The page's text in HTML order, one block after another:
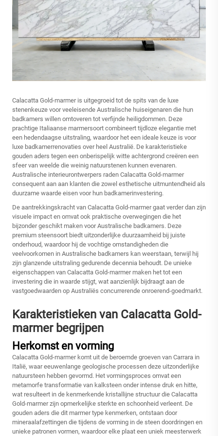
Calacatta Gold-marmer is uitgegroeid tot de spits van de luxe
stenenkeuze voor veeleisende Australische huiseigenaren die hun
badkamers willen omtoveren tot verfijnde heiligdommen. Deze
prachtige Italiaanse marmersoort combineert tijdloze elegantie met
een hedendaagse uitstraling, waardoor het een ideale keuze is voor
luxe badkamerrenovaties over heel Australië. De karakteristieke
gouden aders tegen een onberispelijk witte achtergrond creëren een
sfeer van weelde die weinig natuurstenen kunnen evenaren.
Australische interieurontwerpers raden Calacatta Gold-marmer
consequent aan aan klanten die zowel esthetische uitmuntendheid als
duurzame waarde eisen voor hun badkamerinvestering.
De aantrekkingskracht van Calacatta Gold-marmer gaat verder dan zijn
visuele impact en omvat ook praktische overwegingen die het
bijzonder geschikt maken voor Australische badkamers. Deze
premium steensoort biedt uitzonderlijke duurzaamheid bij juiste
onderhoud, waardoor hij de vochtige omstandigheden die
veelvoorkomen in Australische badkamers kan weerstaan, terwijl hij
zijn glanzende uitstraling gedurende decennia behoudt. De unieke
eigenschappen van Calacatta Gold-marmer maken het tot een
investering die in waarde stijgt, wat aanzienlijk bijdraagt aan de
vastgoedwaarden op Australiës concurrerende onroerend-goedmarkt.
Karakteristieken van Calacatta Gold-
marmer begrijpen
Herkomst en vorming
Calacatta Gold-marmer komt uit de beroemde groeven van Carrara in
Italië, waar eeuwenlange geologische processen deze uitzonderlijke
natuursteen hebben gevormd. Het vormingsproces omvat een
metamorfe transformatie van kalksteen onder intense druk en hitte,
wat resulteert in de kenmerkende kristallijne structuur die Calacatta
Gold-marmer zijn opmerkelijke sterkte en schoonheid verleent. De
gouden aders die dit marmer type kenmerken, ontstaan door
mineraalafzettingen die tijdens de vorming in de steen doordringen en
unieke patronen vormen, waardoor elke plaat een uniek meesterwerk